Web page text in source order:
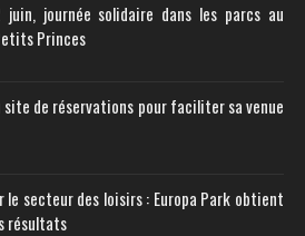
juin, journée solidaire dans les parcs au
Princes
site de réservations pour faciliter sa venue
le secteur des loisirs : Europa Park obtient
résultats